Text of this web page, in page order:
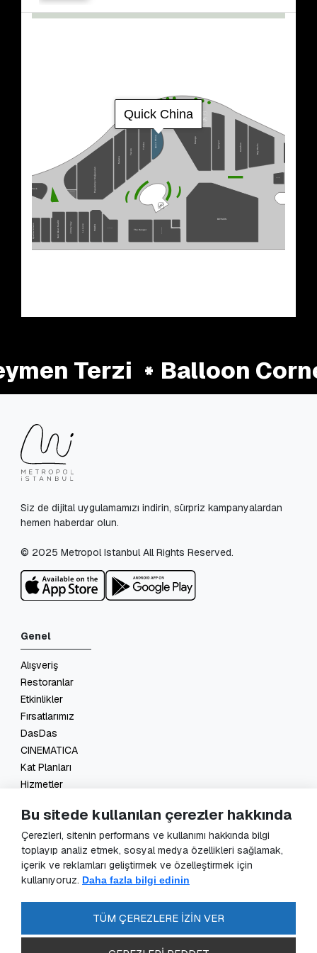
Terzi Balloon
Siz de dijital uygulamamızı indirin, sürpriz kampanyalardan
hemen haberdar olun.
© 2025 Metropol Istanbul All Rights Reserved.
Genel
Alışveriş
Restoranlar
Etkinlikler
Fırsatlarımız
DasDas
CINEMATICA
Kat Planları
Hizmetler
KVKK Başvuru
KVKK Aydınlatma Metni
Veri Sorumlusu Başvuru Formu
Güvenlik Kameraları Aydınlatma Metni
SSS
Bu sitede kullanılan çerezler hakkında
Çerezleri, sitenin performans ve kullanımı hakkında bilgi
toplayıp analiz etmek, sosyal medya özellikleri sağlamak,
içerik ve reklamları geliştirmek ve özelleştirmek için
kullanıyoruz. Daha fazla bilgi edinin
TÜM ÇEREZLERE İZİN VER